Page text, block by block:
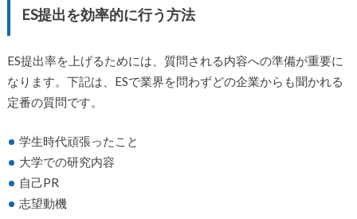
ES提出を効率的に行う方法
ES提出率を上げるためには、質問される内容への準備が重要に
なります。下記は、ESで業界を問わずどの企業からも聞かれる
定番の質問です。
学生時代頑張ったこと
大学での研究内容
自己PR
志望動機